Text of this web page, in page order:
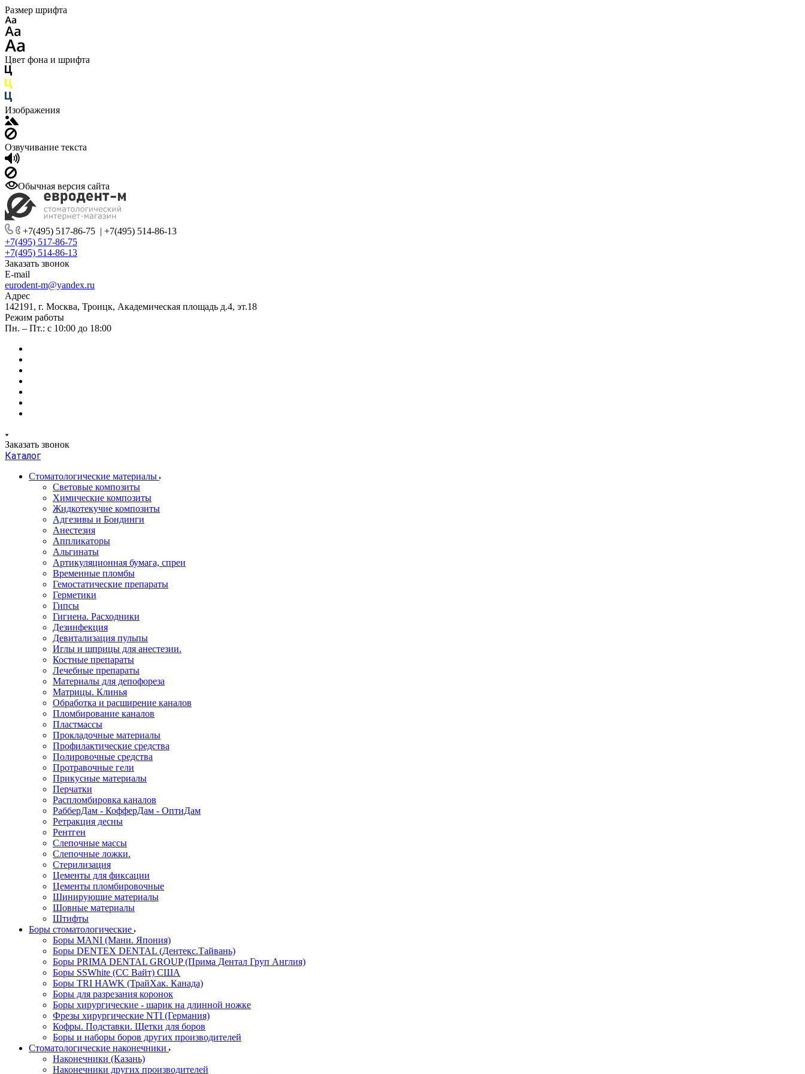
Размер шрифта
Цвет фона и шрифта
Изображения
Озвучивание текста
Обычная версия сайта
+7(495) 517-86-75 | +7(495) 514-86-13
+7(495) 517-86-75
+7(495) 514-86-13
Заказать звонок
E-mail
eurodent-m@yandex.ru
Адрес
142191, г. Москва, Троицк, Академическая площадь д.4, эт.18
Режим работы
Пн. – Пт.: с 10:00 до 18:00
Заказать звонок
Каталог
Стоматологические материалы
Световые композиты
Химические композиты
Жидкотекучие композиты
Адгезивы и Бондинги
Анестезия
Аппликаторы
Альгинаты
Артикуляционная бумага, спреи
Временные пломбы
Гемостатические препараты
Герметики
Гипсы
Гигиена. Расходники
Дезинфекция
Девитализация пульпы
Иглы и шприцы для анестезии.
Костные препараты
Лечебные препараты
Материалы для депофореза
Матрицы. Клинья
Обработка и расширение каналов
Пломбирование каналов
Пластмассы
Прокладочные материалы
Профилактические средства
Полировочные средства
Протравочные гели
Прикусные материалы
Перчатки
Распломбировка каналов
РабберДам - КофферДам - ОптиДам
Ретракция десны
Рентген
Слепочные массы
Слепочные ложки.
Стерилизация
Цементы для фиксации
Цементы пломбировочные
Шинирующие материалы
Шовные материалы
Штифты
Боры стоматологические
Боры MANI (Мани. Япония)
Боры DENTEX DENTAL (Дентекс.Тайвань)
Боры PRIMA DENTAL GROUP (Прима Дентал Груп Англия)
Боры SSWhite (СС Вайт) США
Боры TRI HAWK (ТрайХак. Канада)
Боры для разрезания коронок
Боры хирургические - шарик на длинной ножке
Фрезы хирургические NTI (Германия)
Кофры. Подставки. Щетки для боров
Боры и наборы боров других производителей
Стоматологические наконечники
Наконечники (Казань)
Наконечники других производителей